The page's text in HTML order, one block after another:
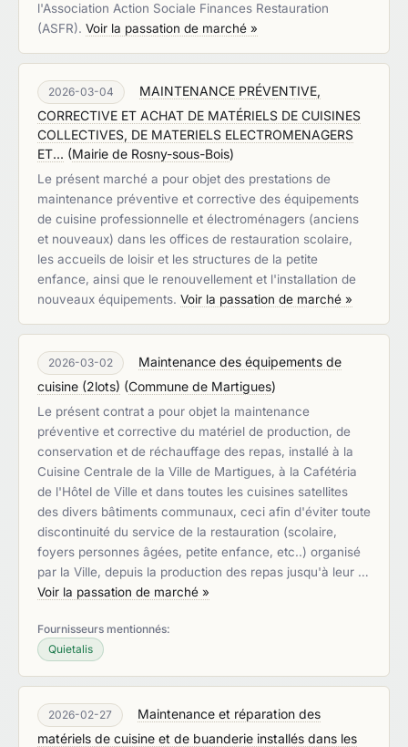
l'Association Action Sociale Finances Restauration
(ASFR). Voir la passation de marché »
2026-03-04
MAINTENANCE PRÉVENTIVE,
CORRECTIVE ET ACHAT DE MATÉRIELS DE CUISINES
COLLECTIVES, DE MATERIELS ELECTROMENAGERS
ET... (Mairie de Rosny-sous-Bois)
Le présent marché a pour objet des prestations de
maintenance préventive et corrective des équipements
de cuisine professionnelle et électroménagers (anciens
et nouveaux) dans les offices de restauration scolaire,
les accueils de loisir et les structures de la petite
enfance, ainsi que le renouvellement et l'installation de
nouveaux équipements. Voir la passation de marché »
2026-03-02
Maintenance des équipements de
cuisine (2lots) (Commune de Martigues)
Le présent contrat a pour objet la maintenance
préventive et corrective du matériel de production, de
conservation et de réchauffage des repas, installé à la
Cuisine Centrale de la Ville de Martigues, à la Cafétéria
de l'Hôtel de Ville et dans toutes les cuisines satellites
des divers bâtiments communaux, ceci afin d'éviter toute
discontinuité du service de la restauration (scolaire,
foyers personnes âgées, petite enfance, etc..) organisé
par la Ville, depuis la production des repas jusqu'à leur …
Voir la passation de marché »
Fournisseurs mentionnés:
Quietalis
2026-02-27
Maintenance et réparation des
matériels de cuisine et de buanderie installés dans les